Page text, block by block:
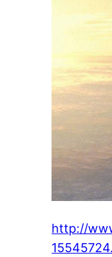
http://